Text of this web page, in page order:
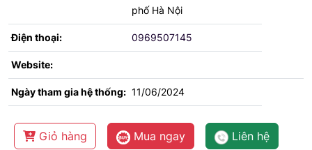
phố Hà Nội
Điện thoại: 0969507145
Website:
Ngày tham gia hệ thống: 11/06/2024
Giỏ hàng Mua ngay Liên hệ